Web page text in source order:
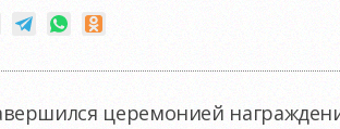
церемонией